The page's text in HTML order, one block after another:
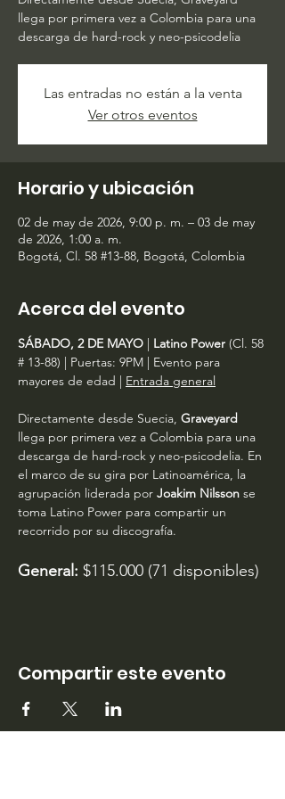
llega por primera vez a Colombia para una
descarga de hard-rock y neo-psicodelia
Las entradas no están a la venta
Ver otros eventos
Horario y ubicación
02 de may de 2026, 9:00 p. m. – 03 de may
de 2026, 1:00 a. m.
Bogotá, Cl. 58 #13-88, Bogotá, Colombia
Acerca del evento
SÁBADO, 2 DE MAYO | Latino Power (Cl. 58
# 13-88) | Puertas: 9PM | Evento para
mayores de edad | Entrada general
Directamente desde Suecia, Graveyard
llega por primera vez a Colombia para una
descarga de hard-rock y neo-psicodelia. En
el marco de su gira por Latinoamérica, la
agrupación liderada por Joakim Nilsson se
toma Latino Power para compartir un
recorrido por su discografía.
General: $115.000 (71 disponibles)
Compartir este evento